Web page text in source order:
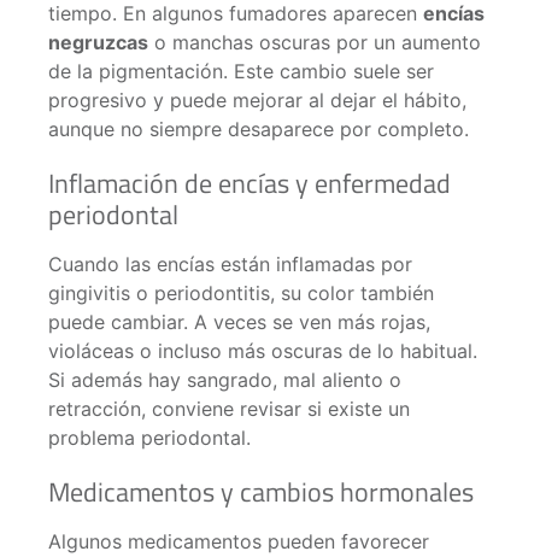
tiempo. En algunos fumadores aparecen encías
negruzcas o manchas oscuras por un aumento
de la pigmentación. Este cambio suele ser
progresivo y puede mejorar al dejar el hábito,
aunque no siempre desaparece por completo.
Inflamación de encías y enfermedad
periodontal
Cuando las encías están inflamadas por
gingivitis o periodontitis, su color también
puede cambiar. A veces se ven más rojas,
violáceas o incluso más oscuras de lo habitual.
Si además hay sangrado, mal aliento o
retracción, conviene revisar si existe un
problema periodontal.
Medicamentos y cambios hormonales
Algunos medicamentos pueden favorecer